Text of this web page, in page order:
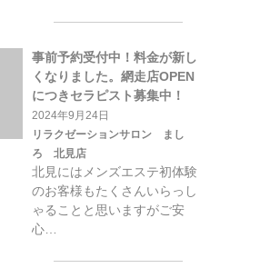
事前予約受付中！料金が新し
くなりました。網走店OPEN
につきセラピスト募集中！
2024年9月24日
リラクゼーションサロン まし
ろ 北見店
北見にはメンズエステ初体験
のお客様もたくさんいらっし
ゃることと思いますがご安
心…